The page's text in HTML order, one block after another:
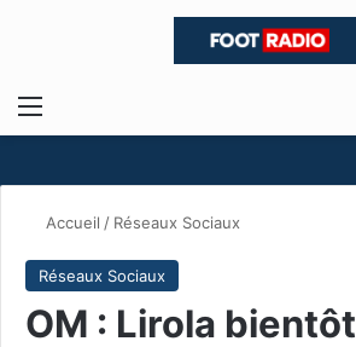
Menu
Accueil / Réseaux Sociaux
Réseaux Sociaux
OM : Lirola bientôt